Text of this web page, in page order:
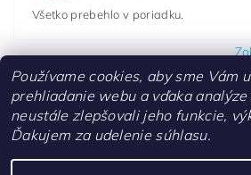
Všetko prebehlo v poriadku.
Kontakty
Používame cookies, aby sme Vám
prehliadanie webu a vďaka
neustále zlepšovali jeho funkcie,
Ďakujem za udelenie súhlasu.